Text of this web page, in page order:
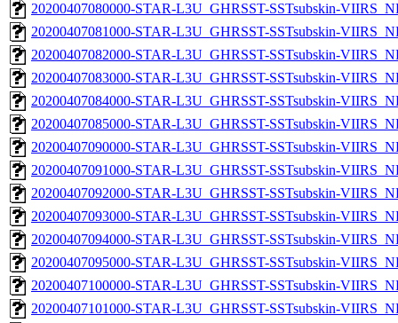
20200407080000-STAR-L3U_GHRSST-SSTsubskin-
20200407081000-STAR-L3U_GHRSST-SSTsubskin-
20200407082000-STAR-L3U_GHRSST-SSTsubskin-
20200407083000-STAR-L3U_GHRSST-SSTsubskin-
20200407084000-STAR-L3U_GHRSST-SSTsubskin-
20200407085000-STAR-L3U_GHRSST-SSTsubskin-
20200407090000-STAR-L3U_GHRSST-SSTsubskin-
20200407091000-STAR-L3U_GHRSST-SSTsubskin-
20200407092000-STAR-L3U_GHRSST-SSTsubskin-
20200407093000-STAR-L3U_GHRSST-SSTsubskin-
20200407094000-STAR-L3U_GHRSST-SSTsubskin-
20200407095000-STAR-L3U_GHRSST-SSTsubskin-
20200407100000-STAR-L3U_GHRSST-SSTsubskin-
20200407101000-STAR-L3U_GHRSST-SSTsubskin-